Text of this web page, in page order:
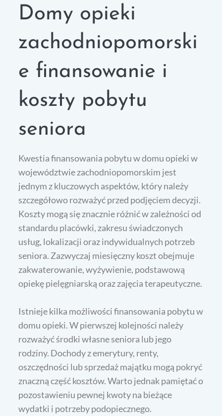
Domy opieki
zachodniopomorski
e finansowanie i
koszty pobytu
seniora
Kwestia finansowania pobytu w domu opieki w
województwie zachodniopomorskim jest
jednym z kluczowych aspektów, który należy
szczegółowo rozważyć przed podjęciem decyzji.
Koszty mogą się znacznie różnić w zależności od
standardu placówki, zakresu świadczonych
usług, lokalizacji oraz indywidualnych potrzeb
seniora. Zazwyczaj miesięczny koszt obejmuje
zakwaterowanie, wyżywienie, podstawową
opiekę pielęgniarską oraz zajęcia terapeutyczne.
Istnieje kilka możliwości finansowania pobytu w
domu opieki. W pierwszej kolejności należy
rozważyć środki własne seniora lub jego
rodziny. Dochody z emerytury, renty,
oszczędności lub sprzedaż majątku mogą pokryć
znaczną część kosztów. Warto jednak pamiętać o
pozostawieniu pewnej kwoty na bieżące
wydatki i potrzeby podopiecznego.